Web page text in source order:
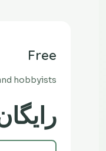
Free
hobbyists